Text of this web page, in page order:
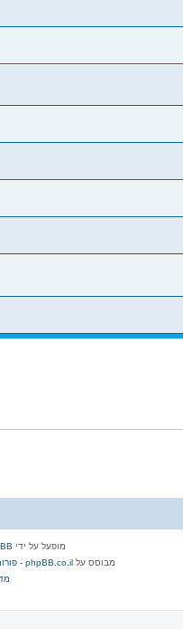
מופעל על ידי
מבוסס עלphpBB.co.il - פורומים בעברית